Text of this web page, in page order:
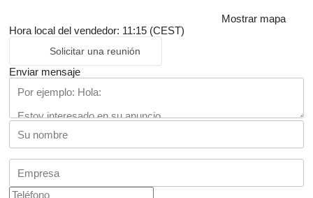
Mostrar mapa
Hora local del vendedor: 11:15 (CEST)
Solicitar una reunión
Enviar mensaje